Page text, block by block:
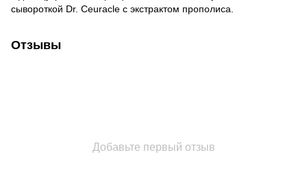
сывороткой Dr. Ceuracle с экстрактом прополиса.
Отзывы
Добавьте первый отзыв